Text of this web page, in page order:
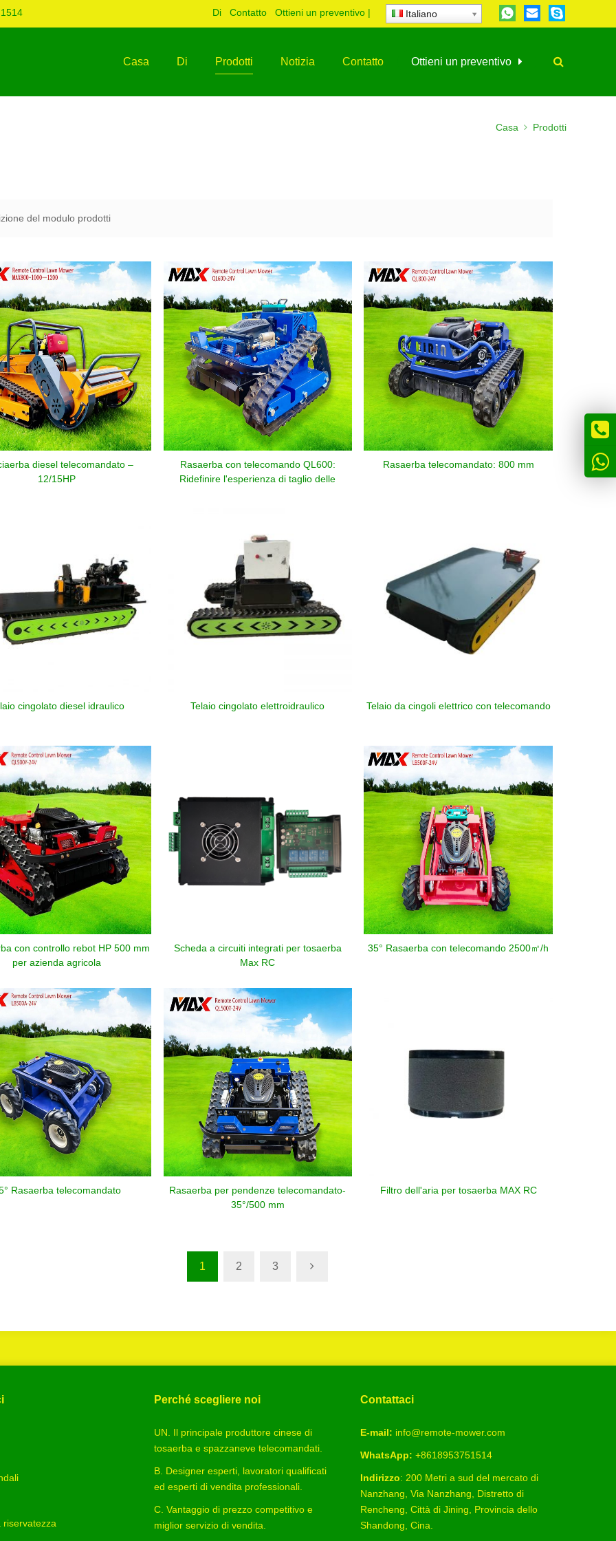
Di Contatto Ottieni un preventivo | Italiano
Casa Di Prodotti Notizia Contatto Ottieni un preventivo
Casa Prodotti
del modulo prodotti
diesel telecomandato –
12/15HP
Rasaerba con telecomando QL600:
Ridefinire l'esperienza di taglio delle
Rasaerba telecomandato: 800 mm
cingolato diesel idraulico Telaio cingolato elettroidraulico Telaio da cingoli elettrico con telecomando
con controllo rebot HP 500 mm
per azienda agricola
Scheda a circuiti integrati per tosaerba
Max RC
35° Rasaerba con telecomando 2500㎡/h
Rasaerba telecomandato
Rasaerba per pendenze telecomandato-
35°/500 mm
Filtro dell'aria per tosaerba MAX RC
1 2 3
riservatezza
Perché scegliere noi
UN. Il principale produttore cinese di
tosaerba e spazzaneve telecomandati.
B. Designer esperti, lavoratori qualificati
ed esperti di vendita professionali.
C. Vantaggio di prezzo competitivo e
miglior servizio di vendita.
Contattaci
E-mail: info@remote-mower.com
WhatsApp: +8618953751514
Indirizzo: 200 Metri a sud del mercato di
Nanzhang, Via Nanzhang, Distretto di
Rencheng, Città di Jining, Provincia dello
Shandong, Cina.